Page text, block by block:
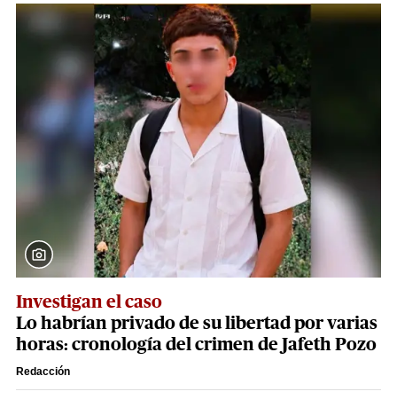
Investigan el caso
Lo habrían privado de su libertad por varias
horas: cronología del crimen de Jafeth Pozo
Redacción